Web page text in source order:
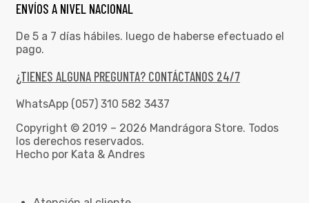
ENVÍOS A NIVEL NACIONAL
De 5 a 7 días hábiles. luego de haberse efectuado el
pago.
¿TIENES ALGUNA PREGUNTA? CONTÁCTANOS 24/7
WhatsApp (057) 310 582 3437
Copyright © 2019 – 2026 Mandrágora Store. Todos
los derechos reservados.
Hecho por Kata & Andres